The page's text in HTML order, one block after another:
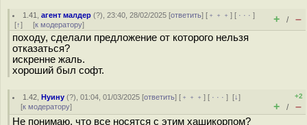
1.41 ,агент малдер (?), 23:40, 28/02/2025 [ответить] [ ﹢﹢﹢] [ · · ·]
[↑] [к модератору] + / –
походу, сделали предложение от которого нельзя
отказаться?
искренне жаль.
хороший был софт.
1.42 ,Нуину (?), 01:04, 01/03/2025 [ответить] [ ﹢﹢﹢] [ · · ·][↓]
[к модератору]
+2
+ / –
Не понимаю, что все носятся с этим хашикорпом?